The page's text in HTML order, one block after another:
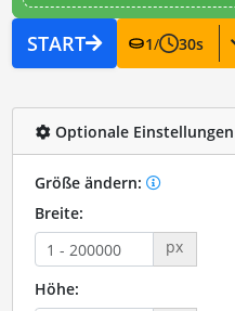
START 1/ 30s
Optionale Einstellungen
Größe ändern:
Breite:
px
Höhe: